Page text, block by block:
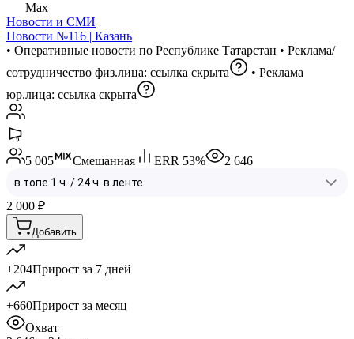
Max
Новости и СМИ
Новости №116 | Казань
• Оперативные новости по Республике Татарстан • Реклама/
сотрудничество физ.лица: ссылка скрыта
• Реклама
юр.лица: ссылка скрыта
5 005 Смешанная ERR 53% 2 646
2 000 ₽
Добавить
+204Прирост за 7 дней
+660Прирост за месяц
Охват